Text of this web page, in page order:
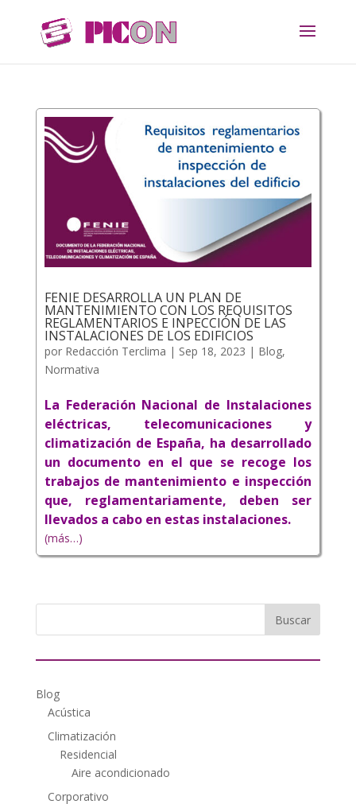
FENIE DESARROLLA UN PLAN DE
MANTENIMIENTO CON LOS REQUISITOS
REGLAMENTARIOS E INPECCIÓN DE LAS
INSTALACIONES DE LOS EDIFICIOS
por Redacción Terclima | Sep 18, 2023 | Blog,
Normativa
La Federación Nacional de Instalaciones
eléctricas, telecomunicaciones y
climatización de España, ha desarrollado
un documento en el que se recoge los
trabajos de mantenimiento e inspección
que, reglamentariamente, deben ser
llevados a cabo en estas instalaciones.
(más…)
Blog
Acústica
Climatización
Residencial
Aire acondicionado
Corporativo